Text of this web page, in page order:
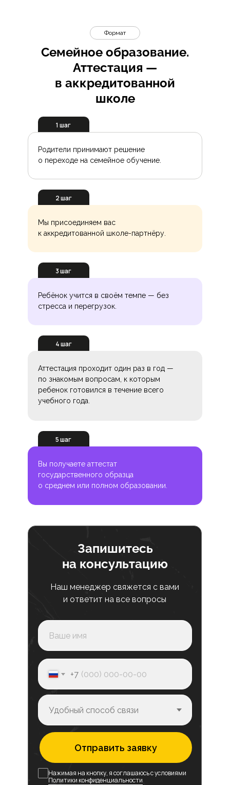
Семейное образование.
Аттестация —
в аккредитованной
школе
Формат
Ребёнок учится в своём темпе — без
стресса и перегрузок.
3 шаг
Аттестация проходит один раз в год —
по знакомым вопросам, к которым
ребенок готовился в течение всего
учебного года.
4 шаг
Вы получаете аттестат
государственного образца
о среднем или полном образовании.
5 шаг
2 шаг
Мы присоединяем вас
к аккредитованной школе-партнёру.
1 шаг
Родители принимают решение
о переходе на семейное обучение.
Запишитесь
на консультацию
Наш менеджер свяжется с вами
и ответит на все вопросы
+7
Отправить заявку
Нажимая на кнопку, я соглашаюсь с условиями
Политики конфиденциальности